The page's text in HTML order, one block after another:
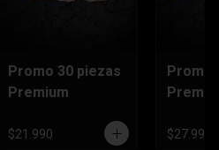
Promo 30 piezas
Premium
$21.990
Promo
$27.990